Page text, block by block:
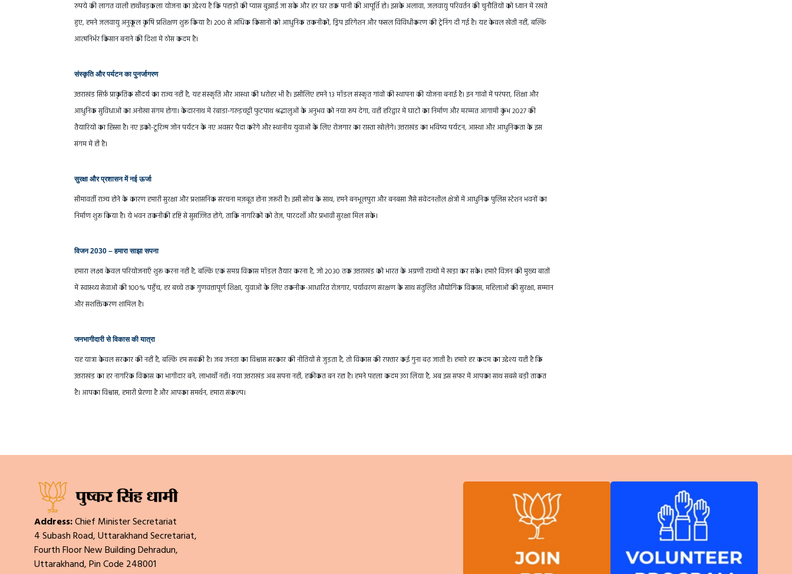
रुपये की लागत वाली हाथीबड़कला योजना का उद्देश्य है कि पहाड़ों की प्यास बुझाई जा सके और हर घर तक पानी की आपूर्ति हो। इसके अलावा, जलवायु परिवर्तन की चुनौतियों को ध्यान में रखते
हुए, हमने जलवायु अनुकूल कृषि प्रशिक्षण शुरू किया है। 200 से अधिक किसानों को आधुनिक तकनीकों, ड्रिप इरिगेशन और फसल विविधीकरण की ट्रेनिंग दी गई है। यह केवल खेती नहीं, बल्कि
आत्मनिर्भर किसान बनाने की दिशा में ठोस कदम है।
संस्कृति और पर्यटन का पुनर्जागरण
उत्तराखंड सिर्फ़ प्राकृतिक सौंदर्य का राज्य नहीं है, यह संस्कृति और आस्था की धरोहर भी है। इसीलिए हमने 13 मॉडल संस्कृत गांवों की स्थापना की योजना बनाई है। इन गांवों में परंपरा, शिक्षा और
आधुनिक सुविधाओं का अनोखा संगम होगा। केदारनाथ में रंबाडा-गरुड़चट्टी फुटपाथ श्रद्धालुओं के अनुभव को नया रूप देगा, वहीं हरिद्वार में घाटों का निर्माण और मरम्मत आगामी कुंभ 2027 की
तैयारियों का हिस्सा है। नए इको-टूरिज्म जोन पर्यटन के नए अवसर पैदा करेंगे और स्थानीय युवाओं के लिए रोजगार का रास्ता खोलेंगे। उत्तराखंड का भविष्य पर्यटन, आस्था और आधुनिकता के इस
संगम में ही है।
सुरक्षा और प्रशासन में नई ऊर्जा
सीमावर्ती राज्य होने के कारण हमारी सुरक्षा और प्रशासनिक संरचना मज़बूत होना ज़रूरी है। इसी सोच के साथ, हमने बनभूलपुरा और बनबसा जैसे संवेदनशील क्षेत्रों में आधुनिक पुलिस स्टेशन भवनों का
निर्माण शुरू किया है। ये भवन तकनीकी दृष्टि से सुसज्जित होंगे, ताकि नागरिकों को तेज़, पारदर्शी और प्रभावी सुरक्षा मिल सके।
विजन 2030 – हमारा साझा सपना
हमारा लक्ष्य केवल परियोजनाएँ शुरू करना नहीं है, बल्कि एक समग्र विकास मॉडल तैयार करना है, जो 2030 तक उत्तराखंड को भारत के अग्रणी राज्यों में खड़ा कर सके। हमारे विज़न की मुख्य बातों
में स्वास्थ्य सेवाओं की 100% पहुँच, हर बच्चे तक गुणवत्तापूर्ण शिक्षा, युवाओं के लिए तकनीक-आधारित रोजगार, पर्यावरण संरक्षण के साथ संतुलित औद्योगिक विकास, महिलाओं की सुरक्षा, सम्मान
और सशक्तिकरण शामिल है।
जनभागीदारी से विकास की यात्रा
यह यात्रा केवल सरकार की नहीं है, बल्कि हम सबकी है। जब जनता का विश्वास सरकार की नीतियों से जुड़ता है, तो विकास की रफ़्तार कई गुना बढ़ जाती है। हमारे हर कदम का उद्देश्य यही है कि
उत्तराखंड का हर नागरिक विकास का भागीदार बने, लाभार्थी नहीं। नया उत्तराखंड अब सपना नहीं, हकीकत बन रहा है। हमने पहला कदम उठा लिया है, अब इस सफर में आपका साथ सबसे बड़ी ताकत
है। आपका विश्वास, हमारी प्रेरणा है और आपका समर्थन, हमारा संकल्प।
Address:Chief Minister Secretariat
4 Subash Road, Uttarakhand Secretariat,
Fourth Floor New Building Dehradun,
Uttarakhand, Pin Code 248001